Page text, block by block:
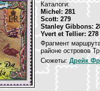
Каталоги:
Michel: 281
Scott: 279
Stanley Gibbons:
Yvert et Tellier: 278
Фрагмент
районе островов
Сюжеты: Дрейк